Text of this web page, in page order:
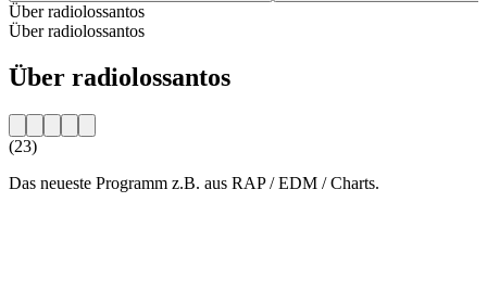
Über radiolossantos
Über radiolossantos
Über radiolossantos
(23)
Das neueste Programm z.B. aus RAP / EDM / Charts.